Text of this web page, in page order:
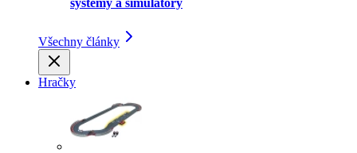
systémy a simulátory
Všechny články
Hračky